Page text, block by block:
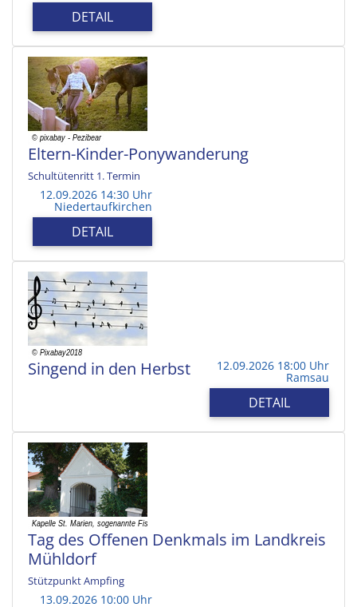
DETAIL
Eltern-Kinder-Ponywanderung
Schultütenritt 1. Termin
12.09.2026 14:30 Uhr
Niedertaufkirchen
DETAIL
Singend in den Herbst 12.09.2026 18:00 Uhr
Ramsau
DETAIL
Tag des Offenen Denkmals im Landkreis
Mühldorf
Stützpunkt Ampfing
13.09.2026 10:00 Uhr